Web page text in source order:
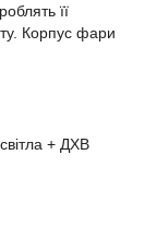
її
Корпус фари
+ ДХВ